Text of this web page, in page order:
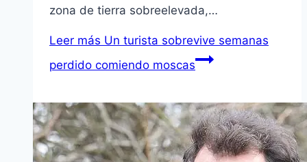
zona de tierra sobreelevada,…
Leer más Un turista sobrevive semanas
perdido comiendo moscas